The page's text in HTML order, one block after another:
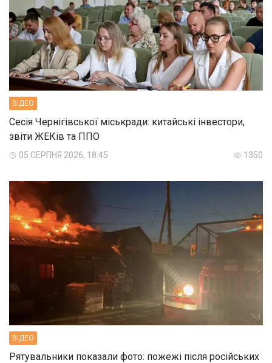
ВIДЕО
Сесія Чернігівської міськради: китайські інвестори,
звіти ЖЕКів та ППО
05 СЕРПНЯ 2026, 18:45 1350
ВIДЕО
Рятувальники показали фото: пожежі після російських